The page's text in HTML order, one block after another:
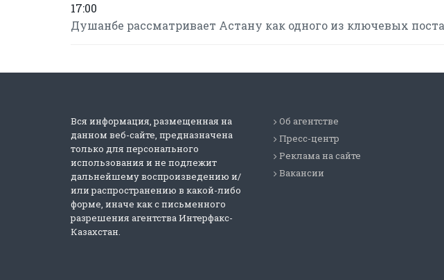
17:00
Душанбе рассматривает Астану как одного из ключевых
Вся информация, размещенная на
данном веб-сайте, предназначена
только для персонального
использования и не подлежит
дальнейшему воспроизведению и/
или распространению в какой-либо
форме, иначе как с письменного
разрешения агентства Интерфакс-
Казахстан.
Об агентстве
Пресс-центр
Реклама на сайте
Вакансии